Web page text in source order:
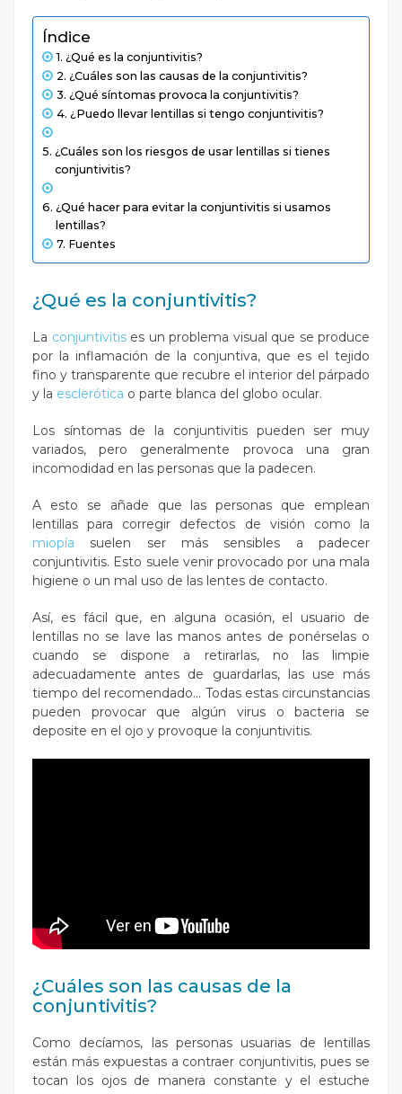
Índice
¿Qué es la conjuntivitis?
¿Cuáles son las causas de la conjuntivitis?
¿Qué síntomas provoca la conjuntivitis?
¿Puedo llevar lentillas si tengo conjuntivitis?
¿Cuáles son los riesgos de usar lentillas si tienes
conjuntivitis?
¿Qué hacer para evitar la conjuntivitis si usamos
lentillas?
Fuentes
¿Qué es la conjuntivitis?
La conjuntivitises un problema visual que se produce
por la inflamación de la conjuntiva, que es el tejido
fino y transparente que recubre el interior del párpado
y la esclerótica o parte blanca del globo ocular.
Los síntomas de la conjuntivitis pueden ser muy
variados, pero generalmente provoca una gran
incomodidad en las personas que la padecen.
A esto se añade que las personas que emplean
lentillas para corregir defectos de visión como la
miopía suelen ser más sensibles a padecer
conjuntivitis. Esto suele venir provocado por una mala
higiene o un mal uso de las lentes de contacto.
Así, es fácil que, en alguna ocasión, el usuario de
lentillas no se lave las manos antes de ponérselas o
cuando se dispone a retirarlas, no las limpie
adecuadamente antes de guardarlas, las use más
tiempo del recomendado… Todas estas circunstancias
pueden provocar que algún virus o bacteria se
deposite en el ojo y provoque la conjuntivitis.
¿Cuáles son las causas de la
conjuntivitis?
Como decíamos, las personas usuarias de lentillas
están más expuestas a contraer conjuntivitis, pues se
tocan los ojos de manera constante y el estuche